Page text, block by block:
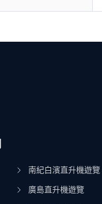
南紀白濱直升機遊覽
廣島直升機遊覽